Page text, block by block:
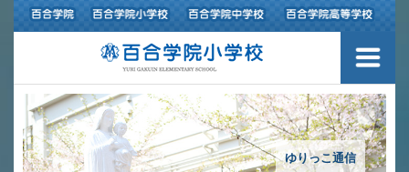
ゆりっこ通信
３つの豊かさ・沿革
施設紹介
アクセスマップ